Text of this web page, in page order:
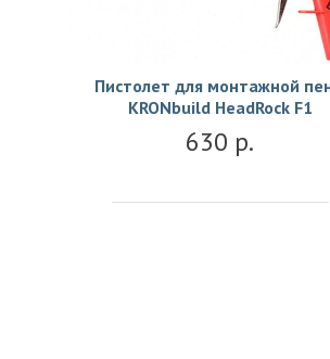
Пистолет для монтажной
KRONbuild HeadRock F1
630 р.